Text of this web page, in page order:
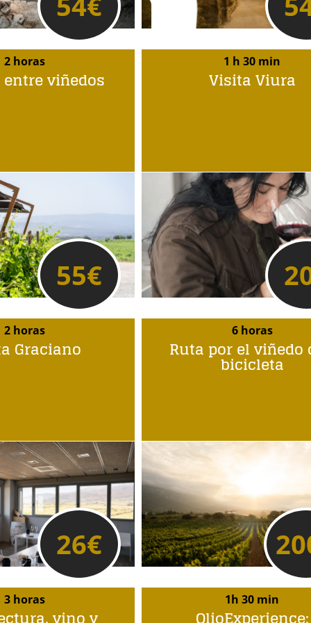
1 h 30 min
Visita Viura
2 horas
Graciano
26€
6 horas
Ruta por el viñedo
bicicleta
3 horas 1h 30 min
2 horas
viñedos
55€